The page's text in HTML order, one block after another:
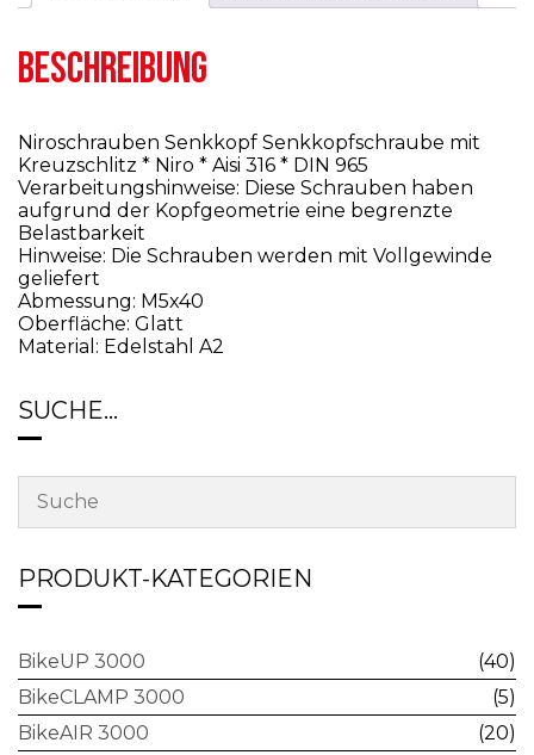
BESCHREIBUNG
Niroschrauben Senkkopf Senkkopfschraube mit
Kreuzschlitz * Niro * Aisi 316 * DIN 965
Verarbeitungshinweise: Diese Schrauben haben
aufgrund der Kopfgeometrie eine begrenzte
Belastbarkeit
Hinweise: Die Schrauben werden mit Vollgewinde
geliefert
Abmessung: M5x40
Oberfläche: Glatt
Material: Edelstahl A2
SUCHE…
PRODUKT-KATEGORIEN
BikeUP 3000
(40)
BikeCLAMP 3000
(5)
BikeAIR 3000
(20)